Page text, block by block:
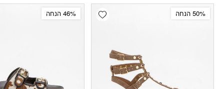
Add wishlist 50% הנחה 46% הנחה